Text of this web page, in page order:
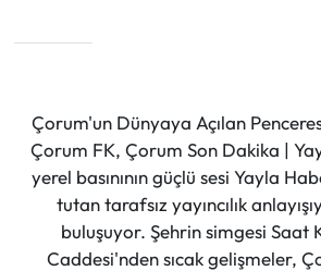
Çorum'un Dünyaya Açılan
Çorum FK, Çorum Son Dakika |
yerel basınının güçlü sesi Yayla
tutan tarafsız yayıncılık
buluşuyor. Şehrin simgesi Saat
Caddesi'nden sıcak gelişmeler,